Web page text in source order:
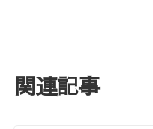
関連記事